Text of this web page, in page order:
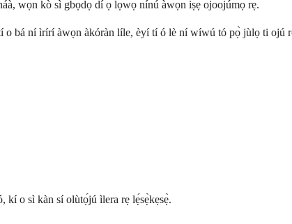
wọn kò sì gbọ́dọ̀ dí ọ lọ́wọ́ nínú àwọn iṣẹ́ ojoojúmọ́ rẹ.
bá ní ìrírí àwọn àkóràn líle, èyí tí ó lè ní wíwú tó pọ̀ jùlọ ti ojú
o sì kàn sí olùtọ́jú ìlera rẹ lẹ́sẹ̀kẹsẹ̀.